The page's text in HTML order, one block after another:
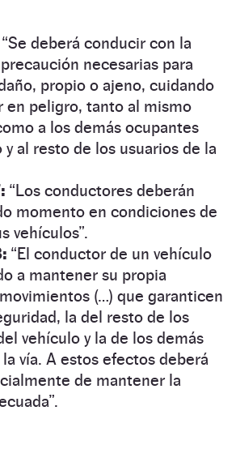
“Se deberá conducir con la
necesarias para
propio o ajeno, cuidando
en peligro, tanto al mismo
a los demás ocupantes
al resto de los usuarios de la
“Los conductores deberán
momento en condiciones de
vehículos”.
“El conductor de un vehículo
a mantener su propia
(…) que garanticen
la del resto de los
vehículo y la de los demás
vía. A estos efectos deberá
de mantener la